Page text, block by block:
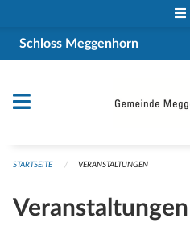
Schloss Meggenhorn
STARTSEITE VERANSTALTUNGEN
Veranstaltungen